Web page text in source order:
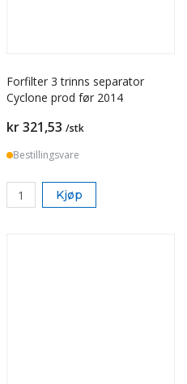
Forfilter 3 trinns separator
Cyclone prod før 2014
Pris
kr 321,53 /stk
Bestillingsvare
Kjøp